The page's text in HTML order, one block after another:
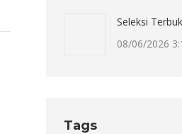
Seleksi
08/06/2026
Tags